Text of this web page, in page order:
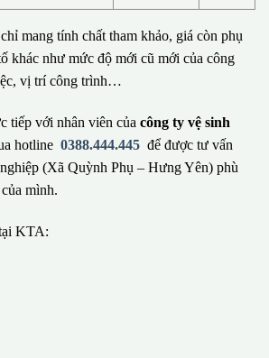
mang tính chất tham khảo, giá còn phụ
khác như mức độ mới cũ mới của công
vị trí công trình…
tiếp với nhân viên của công ty vệ sinh
hotline 0388.444.445 để được tư vấn
(Xã Quỳnh Phụ – Hưng Yên) phù
mình.
KTA: